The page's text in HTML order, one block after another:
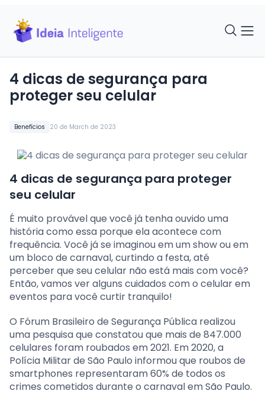
Benefícios 20 de March de 2023
4 dicas de segurança para
proteger seu celular
4 dicas de segurança para proteger
seu celular
É muito provável que você já tenha ouvido uma
história como essa porque ela acontece com
frequência. Você já se imaginou em um show ou em
um bloco de carnaval, curtindo a festa, até
perceber que seu celular não está mais com você?
Então, vamos ver alguns cuidados com o celular em
eventos para você curtir tranquilo!
O Fórum Brasileiro de Segurança Pública realizou
uma pesquisa que constatou que mais de 847.000
celulares foram roubados em 2021. Em 2020, a
Polícia Militar de São Paulo informou que roubos de
smartphones representaram 60% de todos os
crimes cometidos durante o carnaval em São Paulo.